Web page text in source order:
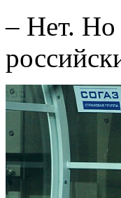
– Нет. Но